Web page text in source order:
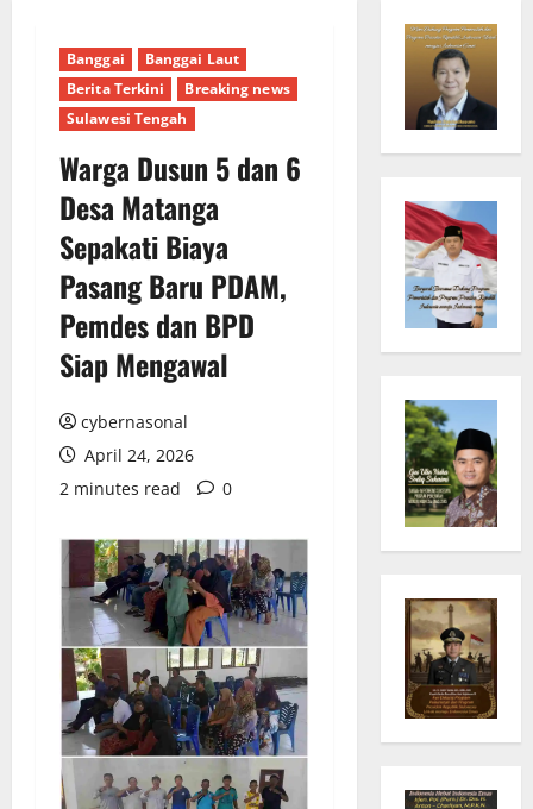
Banggai
Banggai Laut
Berita Terkini
Breaking news
Sulawesi Tengah
Warga Dusun 5 dan 6
Desa Matanga
Sepakati Biaya
Pasang Baru PDAM,
Pemdes dan BPD
Siap Mengawal
cybernasonal
April 24, 2026
2 minutes read
0